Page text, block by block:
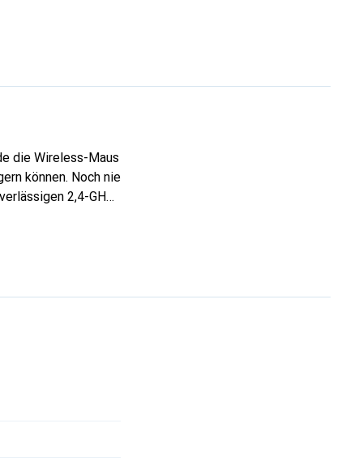
die Wireless-Maus
können. Noch nie
2,4-GHz-